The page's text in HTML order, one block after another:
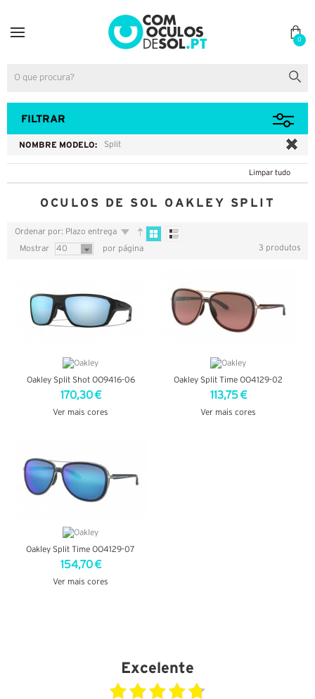
0
FILTRAR
NOMBRE MODELO: Split
Limpar tudo
OCULOS DE SOL OAKLEY SPLIT
Ordenar por: Plazo entrega
Mostrar 40 por página 3 produtos
Oakley Split Shot OO9416-06
170,30 €
Ver mais cores
Oakley Split Time OO4129-02
113,75 €
Ver mais cores
Oakley Split Time OO4129-07
154,70 €
Ver mais cores
Excelente